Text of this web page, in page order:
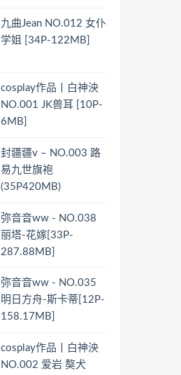
九曲Jean NO.012 女仆
学姐 [34P-122MB]
cosplay作品丨白神泱
NO.001 JK兽耳 [10P-
6MB]
封疆疆v – NO.003 路
易九世旗袍
(35P420MB)
弥音音ww - NO.038
丽塔-花嫁[33P-
287.88MB]
弥音音ww - NO.035
明日方舟-斯卡蒂[12P-
158.17MB]
cosplay作品丨白神泱
NO.002 爱岩 獒犬